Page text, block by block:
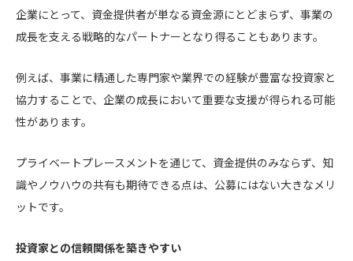
企業にとって、資金提供者が単なる資金源にとどまらず、事業の
成長を支える戦略的なパートナーとなり得ることもあります。
例えば、事業に精通した専門家や業界での経験が豊富な投資家と
協力することで、企業の成長において重要な支援が得られる可能
性があります。
プライベートプレースメントを通じて、資金提供のみならず、知
識やノウハウの共有も期待できる点は、公募にはない大きなメリ
ットです。
投資家との信頼関係を築きやすい